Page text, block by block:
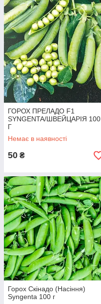
ГОРОХ ПРЕЛАДО F1
SYNGENTA/ШВЕЙЦАРІЯ 100
Г
Немає в наявності
50 ₴
Горох Скінадо (Насіння)
Syngenta 100 г